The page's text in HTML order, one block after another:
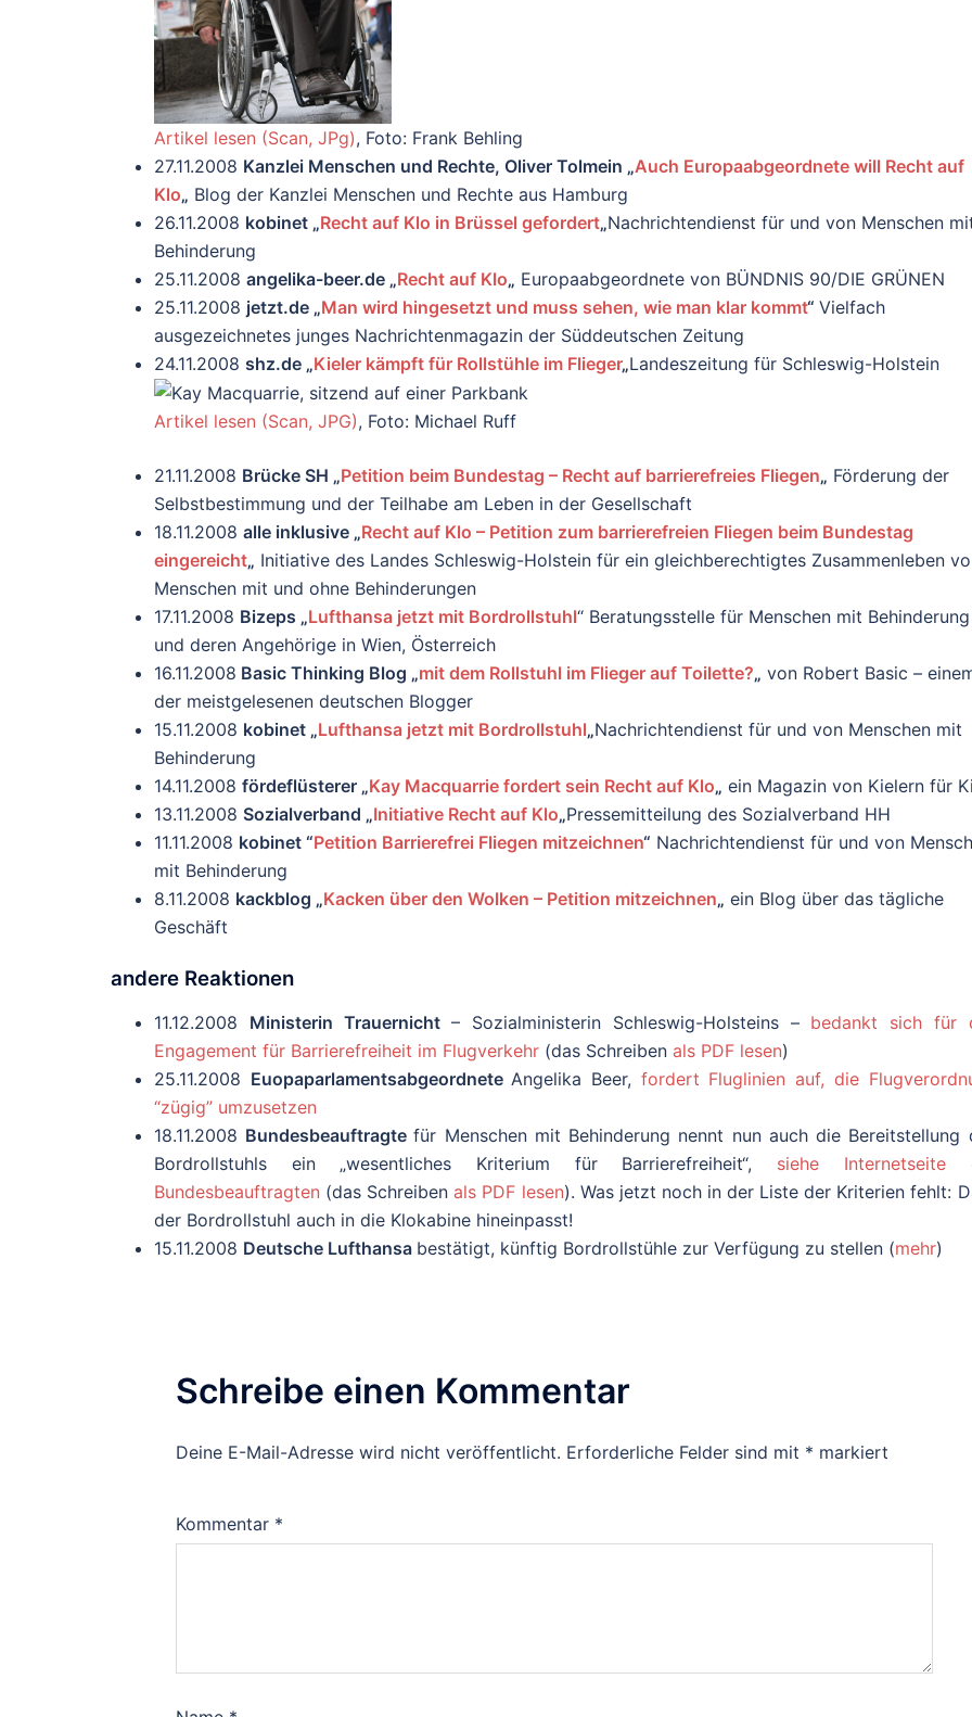
Artikel lesen (Scan, JPg), Foto: Frank Behling
27.11.2008 Kanzlei Menschen und Rechte, Oliver Tolmein „Auch Europaabgeordnete will Recht auf
Klo„ Blog der Kanzlei Menschen und Rechte aus Hamburg
26.11.2008 kobinet „Recht auf Klo in Brüssel gefordert„Nachrichtendienst für und von Menschen
Behinderung
25.11.2008 angelika-beer.de „Recht auf Klo„ Europaabgeordnete von BÜNDNIS 90/DIE GRÜNEN
25.11.2008 jetzt.de „Man wird hingesetzt und muss sehen, wie man klar kommt“ Vielfach
ausgezeichnetes junges Nachrichtenmagazin der Süddeutschen Zeitung
24.11.2008 shz.de „Kieler kämpft für Rollstühle im Flieger„Landeszeitung für Schleswig-Holstein
Artikel lesen (Scan, JPG), Foto: Michael Ruff
21.11.2008 Brücke SH „Petition beim Bundestag – Recht auf barrierefreies Fliegen„ Förderung der
Selbstbestimmung und der Teilhabe am Leben in der Gesellschaft
18.11.2008 alle inklusive „Recht auf Klo – Petition zum barrierefreien Fliegen beim Bundestag
eingereicht„ Initiative des Landes Schleswig-Holstein für ein gleichberechtigtes Zusammenleben
Menschen mit und ohne Behinderungen
17.11.2008 Bizeps „Lufthansa jetzt mit Bordrollstuhl“ Beratungsstelle für Menschen mit Behinderung
und deren Angehörige in Wien, Österreich
16.11.2008 Basic Thinking Blog „mit dem Rollstuhl im Flieger auf Toilette?„ von Robert Basic –
der meistgelesenen deutschen Blogger
15.11.2008 kobinet „Lufthansa jetzt mit Bordrollstuhl„Nachrichtendienst für und von Menschen mit
Behinderung
14.11.2008 fördeflüsterer „Kay Macquarrie fordert sein Recht auf Klo„ ein Magazin von Kielern für
13.11.2008 Sozialverband „Initiative Recht auf Klo„Pressemitteilung des Sozialverband HH
11.11.2008 kobinet “Petition Barrierefrei Fliegen mitzeichnen“ Nachrichtendienst für und von
mit Behinderung
8.11.2008 kackblog „Kacken über den Wolken – Petition mitzeichnen„ ein Blog über das tägliche
Geschäft
andere Reaktionen
11.12.2008 Ministerin Trauernicht– Sozialministerin Schleswig-Holsteins – bedankt sich für
Engagement für Barrierefreiheit im Flugverkehr (das Schreiben als PDF lesen)
25.11.2008 EuopaparlamentsabgeordneteAngelika Beer, fordert Fluglinien auf, die
“zügig” umzusetzen
18.11.2008 Bundesbeauftragtefür Menschen mit Behinderung nennt nun auch die Bereitstellung
Bordrollstuhls ein „wesentliches Kriterium für Barrierefreiheit“, siehe Internetseite
Bundesbeauftragten (das Schreiben als PDF lesen). Was jetzt noch in der Liste der Kriterien fehlt:
der Bordrollstuhl auch in die Klokabine hineinpasst!
15.11.2008 Deutsche Lufthansa bestätigt, künftig Bordrollstühle zur Verfügung zu stellen (mehr)
Schreibe einen Kommentar
Deine E-Mail-Adresse wird nicht veröffentlicht. Erforderliche Felder sind mit * markiert
Kommentar *